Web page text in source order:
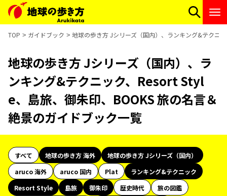
TOP ガイドブック 地球の歩き方 Jシリーズ（国内）、ランキング&テクニ
地球の歩き方 Jシリーズ（国内）、ラ
ンキング&テクニック、Resort Styl
e、島旅、御朱印、BOOKS 旅の名言＆
絶景のガイドブック一覧
すべて 地球の歩き方 海外
地球の歩き方 Jシリーズ（国内）
aruco 海外
aruco 国内 Plat
ランキング&テクニック
Resort Style
島旅 御朱印 歴史時代
旅の図鑑